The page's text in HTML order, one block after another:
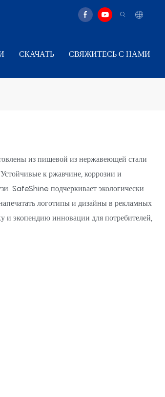
СКАЧАТЬ СВЯЖИТЕСЬ С НАМИ
из пищевой из нержавеющей стали
к ржавчине, коррозии и
SafeShine подчеркивает экологически
логотипы и дизайны в рекламных
и экопендию инновации для потребителей,